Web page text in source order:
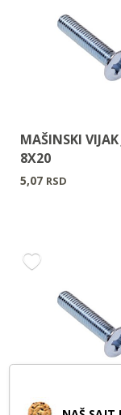
MAŠINSKI
8X20
5,07 RSD